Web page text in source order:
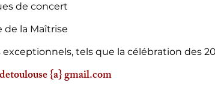
de concert
de la Maîtrise
exceptionnels, tels que la célébration des
{a} gmail.com